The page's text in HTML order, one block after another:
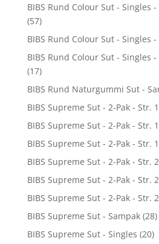
BIBS Rund Colour Sut - Singles
(57)
BIBS Rund Colour Sut - Singles -
BIBS Rund Colour Sut - Singles
(17)
BIBS Rund Naturgummi Sut -
BIBS Supreme Sut - 2-Pak - Str. 1
BIBS Supreme Sut - 2-Pak - Str.
BIBS Supreme Sut - 2-Pak - Str.
BIBS Supreme Sut - 2-Pak - Str. 2
BIBS Supreme Sut - 2-Pak - Str.
BIBS Supreme Sut - 2-Pak - Str.
BIBS Supreme Sut - Sampak (28)
BIBS Supreme Sut - Singles (20)